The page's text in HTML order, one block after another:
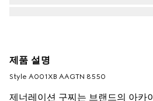
제품 설명
Style ‎A001XB AAGTN 8550
제너레이션 구찌는 브랜드의 아카